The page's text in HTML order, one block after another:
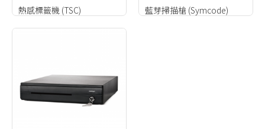
熱感標籤機 (TSC) 藍芽掃描槍 (Symcode)